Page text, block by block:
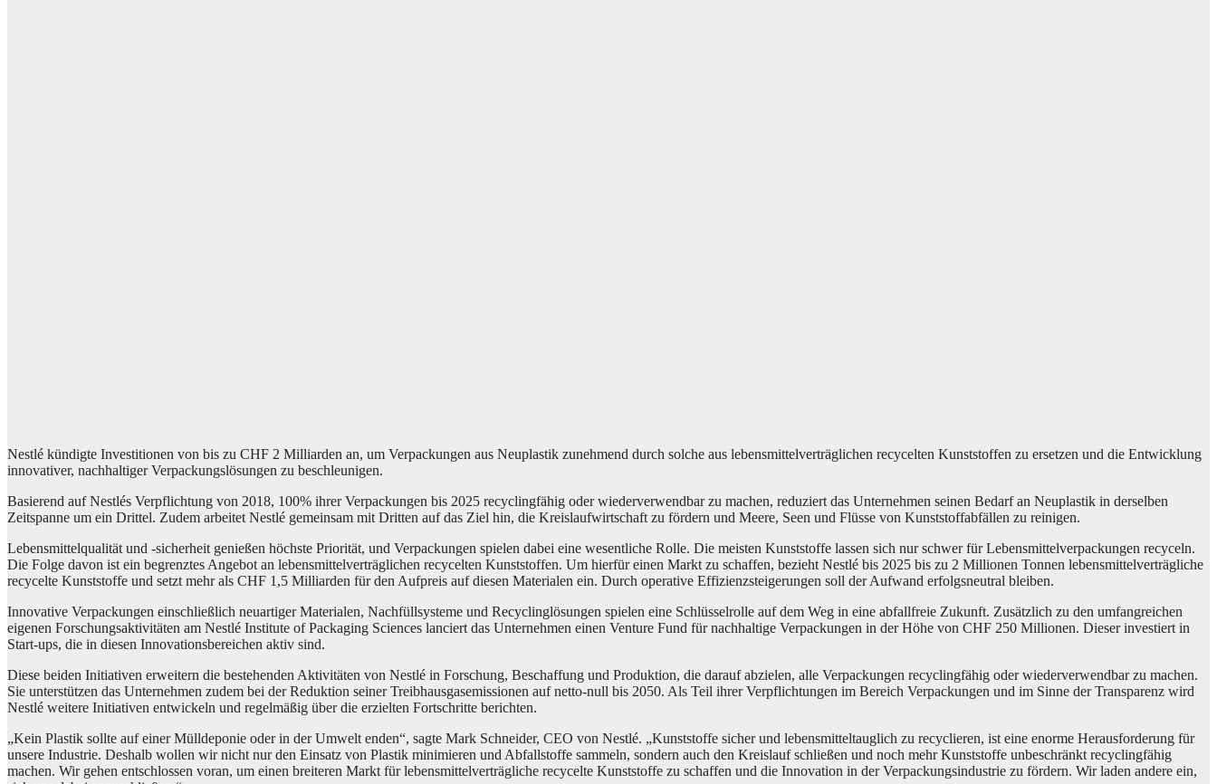
Nestlé kündigte Investitionen von bis zu CHF 2 Milliarden an, um Verpackungen aus Neuplastik zunehmend durch solche aus lebensmittelverträglichen recycelten Kunststoffen zu ersetzen und die Entwicklung
innovativer, nachhaltiger Verpackungslösungen zu beschleunigen.
Basierend auf Nestlés Verpflichtung von 2018, 100% ihrer Verpackungen bis 2025 recyclingfähig oder wiederverwendbar zu machen, reduziert das Unternehmen seinen Bedarf an Neuplastik in derselben
Zeitspanne um ein Drittel. Zudem arbeitet Nestlé gemeinsam mit Dritten auf das Ziel hin, die Kreislaufwirtschaft zu fördern und Meere, Seen und Flüsse von Kunststoffabfällen zu reinigen.
Lebensmittelqualität und -sicherheit genießen höchste Priorität, und Verpackungen spielen dabei eine wesentliche Rolle. Die meisten Kunststoffe lassen sich nur schwer für Lebensmittelverpackungen recyceln.
Die Folge davon ist ein begrenztes Angebot an lebensmittelverträglichen recycelten Kunststoffen. Um hierfür einen Markt zu schaffen, bezieht Nestlé bis 2025 bis zu 2 Millionen Tonnen lebensmittelverträgliche
recycelte Kunststoffe und setzt mehr als CHF 1,5 Milliarden für den Aufpreis auf diesen Materialen ein. Durch operative Effizienzsteigerungen soll der Aufwand erfolgsneutral bleiben.
Innovative Verpackungen einschließlich neuartiger Materialen, Nachfüllsysteme und Recyclinglösungen spielen eine Schlüsselrolle auf dem Weg in eine abfallfreie Zukunft. Zusätzlich zu den umfangreichen
eigenen Forschungsaktivitäten am Nestlé Institute of Packaging Sciences lanciert das Unternehmen einen Venture Fund für nachhaltige Verpackungen in der Höhe von CHF 250 Millionen. Dieser investiert in
Start-ups, die in diesen Innovationsbereichen aktiv sind.
Diese beiden Initiativen erweitern die bestehenden Aktivitäten von Nestlé in Forschung, Beschaffung und Produktion, die darauf abzielen, alle Verpackungen recyclingfähig oder wiederverwendbar zu machen.
Sie unterstützen das Unternehmen zudem bei der Reduktion seiner Treibhausgasemissionen auf netto-null bis 2050. Als Teil ihrer Verpflichtungen im Bereich Verpackungen und im Sinne der Transparenz wird
Nestlé weitere Initiativen entwickeln und regelmäßig über die erzielten Fortschritte berichten.
„Kein Plastik sollte auf einer Mülldeponie oder in der Umwelt enden“, sagte Mark Schneider, CEO von Nestlé. „Kunststoffe sicher und lebensmitteltauglich zu recyclieren, ist eine enorme Herausforderung für
unsere Industrie. Deshalb wollen wir nicht nur den Einsatz von Plastik minimieren und Abfallstoffe sammeln, sondern auch den Kreislauf schließen und noch mehr Kunststoffe unbeschränkt recyclingfähig
machen. Wir gehen entschlossen voran, um einen breiteren Markt für lebensmittelverträgliche recycelte Kunststoffe zu schaffen und die Innovation in der Verpackungsindustrie zu fördern. Wir laden andere ein,